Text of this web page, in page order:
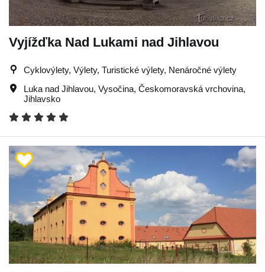
Vyjížďka Nad Lukami nad Jihlavou
Cyklovýlety, Výlety, Turistické výlety, Nenáročné výlety
Luka nad Jihlavou, Vysočina, Českomoravská vrchovina,
Jihlavsko